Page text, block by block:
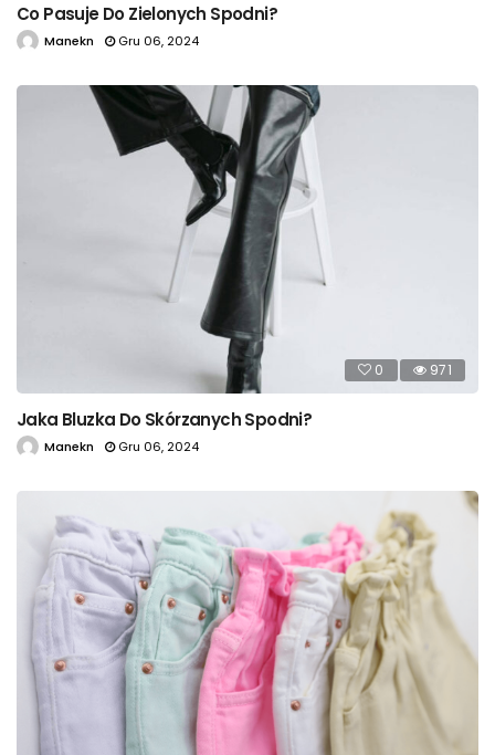
Co Pasuje Do Zielonych Spodni?
Manekn Gru 06, 2024
0 971
Jaka Bluzka Do Skórzanych Spodni?
Manekn Gru 06, 2024